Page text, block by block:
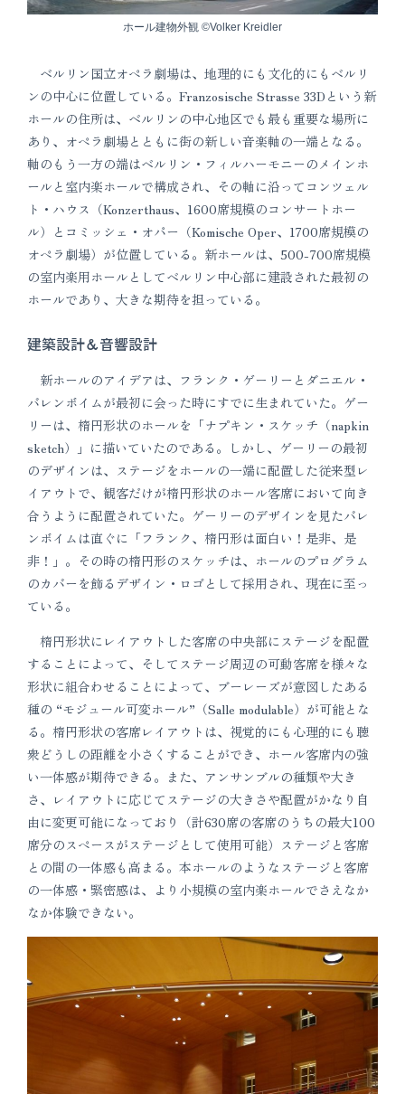
ホール建物外観 ©Volker Kreidler
ベルリン国立オペラ劇場は、地理的にも文化的にもベルリ
ンの中心に位置している。Franzosische Strasse 33Dという新
ホールの住所は、ベルリンの中心地区でも最も重要な場所に
あり、オペラ劇場とともに街の新しい音楽軸の一端となる。
軸のもう一方の端はベルリン・フィルハーモニーのメインホ
ールと室内楽ホールで構成され、その軸に沿ってコンツェル
ト・ハウス（Konzerthaus、1600席規模のコンサートホー
ル）とコミッシェ・オパー（Komische Oper、1700席規模の
オペラ劇場）が位置している。新ホールは、500-700席規模
の室内楽用ホールとしてベルリン中心部に建設された最初の
ホールであり、大きな期待を担っている。
建築設計＆音響設計
新ホールのアイデアは、フランク・ゲーリーとダニエル・
バレンボイムが最初に会った時にすでに生まれていた。ゲー
リーは、楕円形状のホールを「ナプキン・スケッチ（napkin
sketch）」に描いていたのである。しかし、ゲーリーの最初
のデザインは、ステージをホールの一端に配置した従来型レ
イアウトで、観客だけが楕円形状のホール客席において向き
合うように配置されていた。ゲーリーのデザインを見たバレ
ンボイムは直ぐに「フランク、楕円形は面白い！是非、是
非！」。その時の楕円形のスケッチは、ホールのプログラム
のカバーを飾るデザイン・ロゴとして採用され、現在に至っ
ている。
楕円形状にレイアウトした客席の中央部にステージを配置
することによって、そしてステージ周辺の可動客席を様々な
形状に組合わせることによって、ブーレーズが意図したある
種の “モジュール可変ホール”（Salle modulable）が可能とな
る。楕円形状の客席レイアウトは、視覚的にも心理的にも聴
衆どうしの距離を小さくすることができ、ホール客席内の強
い一体感が期待できる。また、アンサンブルの種類や大き
さ、レイアウトに応じてステージの大きさや配置がかなり自
由に変更可能になっており（計630席の客席のうちの最大100
席分のスペースがステージとして使用可能）ステージと客席
との間の一体感も高まる。本ホールのようなステージと客席
の一体感・緊密感は、より小規模の室内楽ホールでさえなか
なか体験できない。